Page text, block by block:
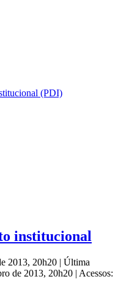
(PDI)
institucional
2013, 20h20 | Última
de 2013, 20h20 | Acessos: